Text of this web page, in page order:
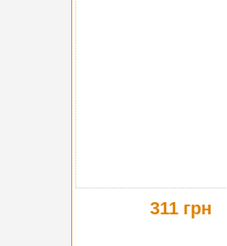
311 грн